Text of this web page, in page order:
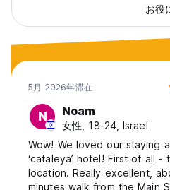
お役
5月 2026年滞在
N Noam
女性, 18-24, Israel
Wow! We loved our staying at
‘cataleya’ hotel! First of all - the
location. Really excellent,
minutes walk from the Main